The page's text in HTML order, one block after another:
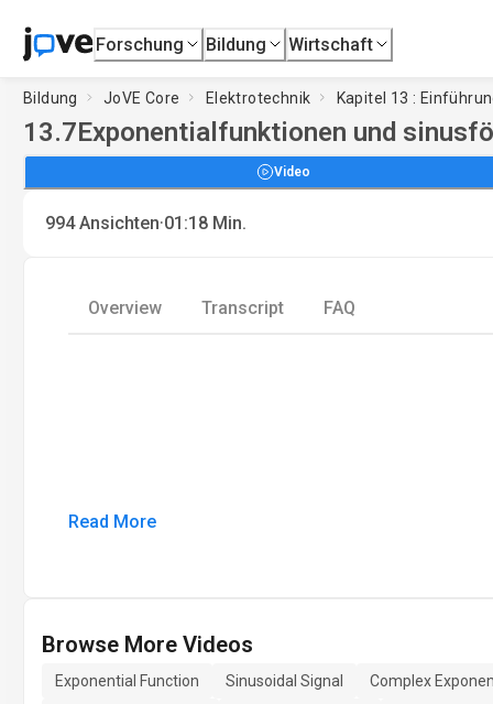
Forschung Bildung Wirtschaft
Bildung JoVE Core Elektrotechnik Kapitel 13 :
13.7Exponentialfunktionen und
Video
994 Ansichten·01:18 Min.
Overview Transcript FAQ
Read More
Browse More Videos
Exponential Function Sinusoidal Signal
Complex